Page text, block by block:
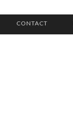
CONTACT